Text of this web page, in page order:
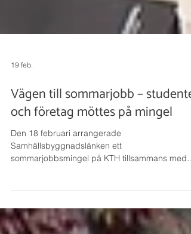
Vägen till sommarjobb – studenter
och företag möttes på mingel
Den 18 februari arrangerade
sommarjobbsmingel på KTH tillsammans med
Byggföretagen och Stockholms